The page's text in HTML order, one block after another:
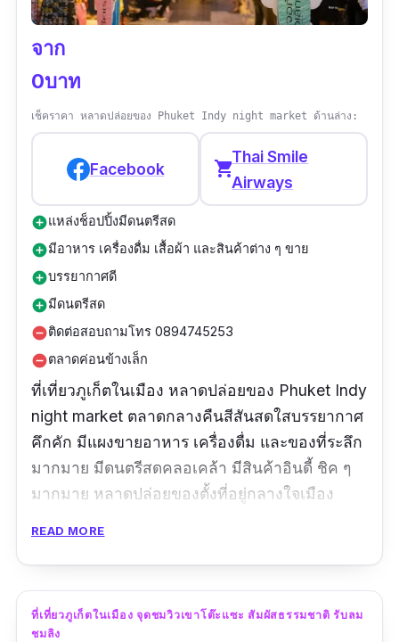
ชาวบ้าน ภายในวัดร่มรื่น ที่จอดรถกว้างขวาง
สะดวก สบาย มีจุดให้เข้าชมหลากหลายจุด
จาก
0บาท
เช็คราคา หลาดปล่อยของ Phuket Indy night market ด้านล่าง:
Facebook shopping_cart
Thai Smile
Airways
add_circleแหล่งช็อปปิ้งมีดนตรีสด
add_circleมีอาหาร เครื่องดื่ม เสื้อผ้า และสินค้าต่าง ๆ ขาย
add_circleบรรยากาศดี
add_circleมีดนตรีสด
remove_circleติดต่อสอบถามโทร 0894745253
remove_circleตลาดค่อนข้างเล็ก
ที่เที่ยวภูเก็ตในเมือง หลาดปล่อยของ Phuket Indy
night market ตลาดกลางคืนสีสันสดใสบรรยากาศ
คึกคัก มีแผงขายอาหาร เครื่องดื่ม และของที่ระลึก
มากมาย มีดนตรีสดคลอเคล้า มีสินค้าอินดี้ ชิค ๆ
มากมาย หลาดปล่อยของตั้งที่อยู่กลางใจเมือง
ช่วงเวลาที่เหมาะกับการมาเดินเที่ยวคือเวลา
ประมาณ 6 โมงเย็น - 2 ทุ่ม ค่ะ
READ MORE
ที่เที่ยวภูเก็ตในเมือง จุดชมวิวเขาโต๊ะแซะ สัมผัสธรรมชาติ รับลม
ชมลิง